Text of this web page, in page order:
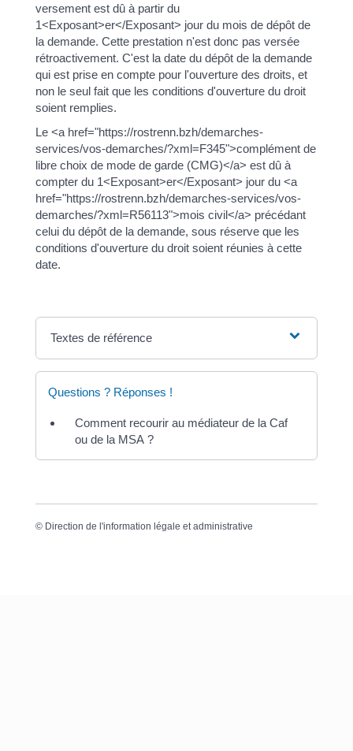
versement est dû à partir du
1<Exposant>er</Exposant> jour du mois de dépôt de
la demande. Cette prestation n'est donc pas versée
rétroactivement. C'est la date du dépôt de la demande
qui est prise en compte pour l'ouverture des droits, et
non le seul fait que les conditions d'ouverture du droit
soient remplies.
Le <a href="https://rostrenn.bzh/demarches-
services/vos-demarches/?xml=F345">complément de
libre choix de mode de garde (CMG)</a> est dû à
compter du 1<Exposant>er</Exposant> jour du <a
href="https://rostrenn.bzh/demarches-services/vos-
demarches/?xml=R56113">mois civil</a> précédant
celui du dépôt de la demande, sous réserve que les
conditions d'ouverture du droit soient réunies à cette
date.
Textes de référence
Questions ? Réponses !
Comment recourir au médiateur de la Caf
ou de la MSA ?
© Direction de l'information légale et administrative